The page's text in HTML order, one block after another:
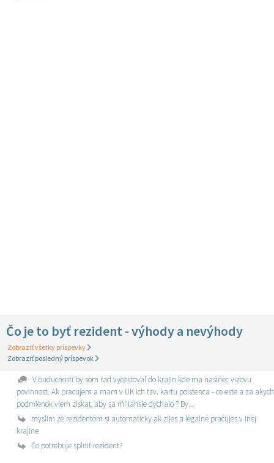
Čo je to byť rezident - výhody a nevýhody
Zobraziť všetky príspevky
Zobraziť posledný príspevok
V buducnosti by som rad vycestoval do krajin kde ma nasinec vizovu
povinnost. Ak pracujem a mam v UK ich tzv. kartu poistenca - co este a za akych
podmienok viem ziskat, aby sa mi lahsie dychalo ? By...
myslim ze rezidentom si automaticky ak zijes a legalne pracujes v inej
krajine
Čo potrebuje splniť rezident?